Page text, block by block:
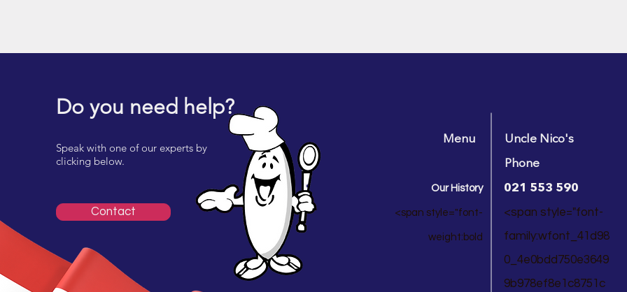
Do you need help?
Contact
Speak with one of our experts by
clicking below.
Menu Uncle Nico's
Phone
Our History
<span style="font-
weight:bold
021 553 590
<span style="font-
family:wfont_41d98
0_4e0bdd750e3649
9b978ef8e1c8751c